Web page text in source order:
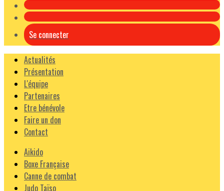
Se connecter
Actualités
Présentation
L'équipe
Partenaires
Etre bénévole
Faire un don
Contact
Aikido
Boxe Française
Canne de combat
Judo Taïso